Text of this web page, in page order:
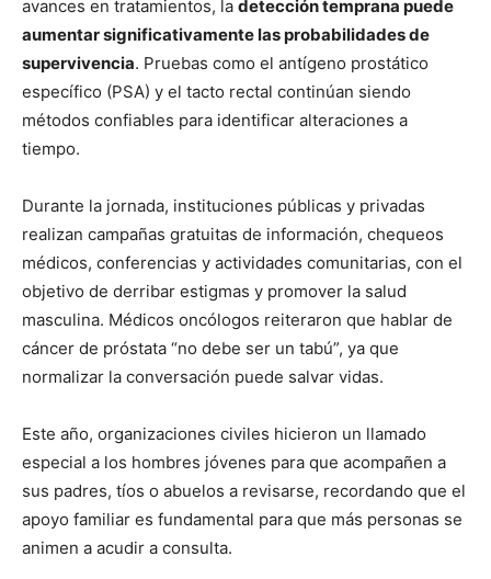
avances en tratamientos, la detección temprana puede
aumentar significativamente las probabilidades de
supervivencia. Pruebas como el antígeno prostático
específico (PSA) y el tacto rectal continúan siendo
métodos confiables para identificar alteraciones a
tiempo.
Durante la jornada, instituciones públicas y privadas
realizan campañas gratuitas de información, chequeos
médicos, conferencias y actividades comunitarias, con el
objetivo de derribar estigmas y promover la salud
masculina. Médicos oncólogos reiteraron que hablar de
cáncer de próstata “no debe ser un tabú”, ya que
normalizar la conversación puede salvar vidas.
Este año, organizaciones civiles hicieron un llamado
especial a los hombres jóvenes para que acompañen a
sus padres, tíos o abuelos a revisarse, recordando que el
apoyo familiar es fundamental para que más personas se
animen a acudir a consulta.